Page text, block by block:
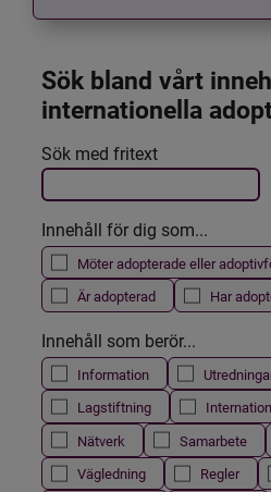
Sök bland vårt
internationella
Filtrera resultatet
Det här formuläret postas
Sök med fritext
Innehåll för dig som...
Möter adopterade eller
Är adopterad
Har
Innehåll som berör...
Information
Lagstiftning
Nätverk
Samarbete
Vägledning
Regler